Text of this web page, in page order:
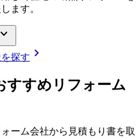
ます。
keyboard_arrow_down
探す chevron_right
すすめリフォーム
ーム会社から見積もり書を取